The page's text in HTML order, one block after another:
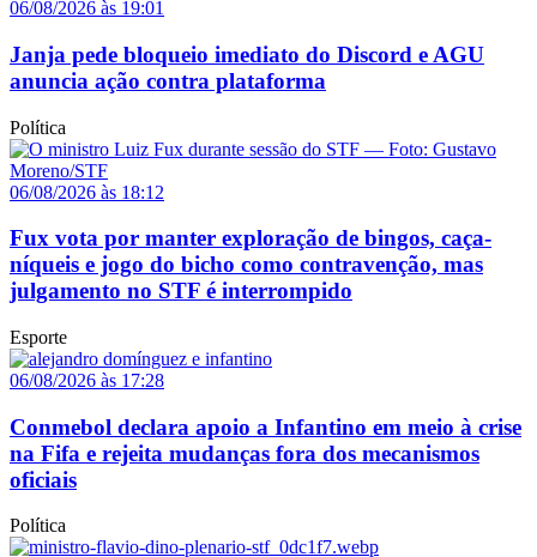
06/08/2026 às 19:01
Janja pede bloqueio imediato do Discord e AGU
anuncia ação contra plataforma
Política
06/08/2026 às 18:12
Fux vota por manter exploração de bingos, caça-
níqueis e jogo do bicho como contravenção, mas
julgamento no STF é interrompido
Esporte
06/08/2026 às 17:28
Conmebol declara apoio a Infantino em meio à crise
na Fifa e rejeita mudanças fora dos mecanismos
oficiais
Política